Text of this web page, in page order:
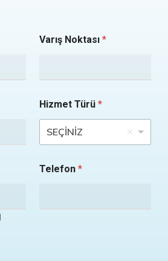
Varış Noktası *
Hizmet Türü *
SEÇİNİZ
Telefon *